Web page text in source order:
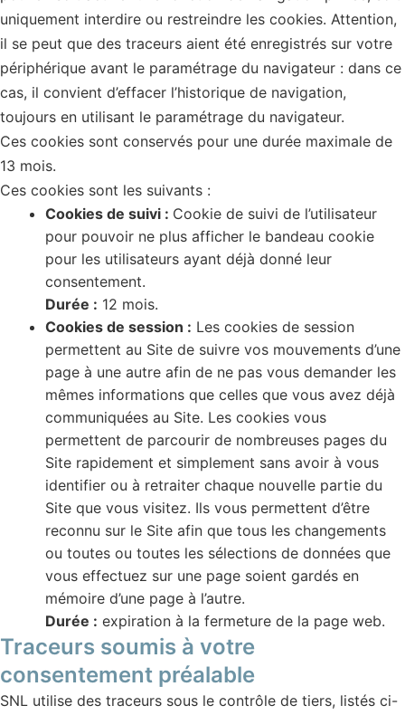
uniquement interdire ou restreindre les cookies. Attention,
il se peut que des traceurs aient été enregistrés sur votre
périphérique avant le paramétrage du navigateur : dans ce
cas, il convient d’effacer l’historique de navigation,
toujours en utilisant le paramétrage du navigateur.
Ces cookies sont conservés pour une durée maximale de
13 mois.
Ces cookies sont les suivants :
Cookies de suivi : Cookie de suivi de l’utilisateur
pour pouvoir ne plus afficher le bandeau cookie
pour les utilisateurs ayant déjà donné leur
consentement.
Durée : 12 mois.
Cookies de session : Les cookies de session
permettent au Site de suivre vos mouvements d’une
page à une autre afin de ne pas vous demander les
mêmes informations que celles que vous avez déjà
communiquées au Site. Les cookies vous
permettent de parcourir de nombreuses pages du
Site rapidement et simplement sans avoir à vous
identifier ou à retraiter chaque nouvelle partie du
Site que vous visitez. Ils vous permettent d’être
reconnu sur le Site afin que tous les changements
ou toutes ou toutes les sélections de données que
vous effectuez sur une page soient gardés en
mémoire d’une page à l’autre.
Durée : expiration à la fermeture de la page web.
Traceurs soumis à votre
consentement préalable
SNL utilise des traceurs sous le contrôle de tiers, listés ci-